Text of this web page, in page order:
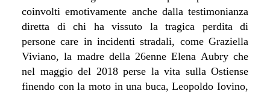
coinvolti emotivamente anche dalla testimonianza
diretta di chi ha vissuto la tragica perdita di
persone care in incidenti stradali, come Graziella
Viviano, la madre della 26enne Elena Aubry che
nel maggio del 2018 perse la vita sulla Ostiense
finendo con la moto in una buca, Leopoldo Iovino,